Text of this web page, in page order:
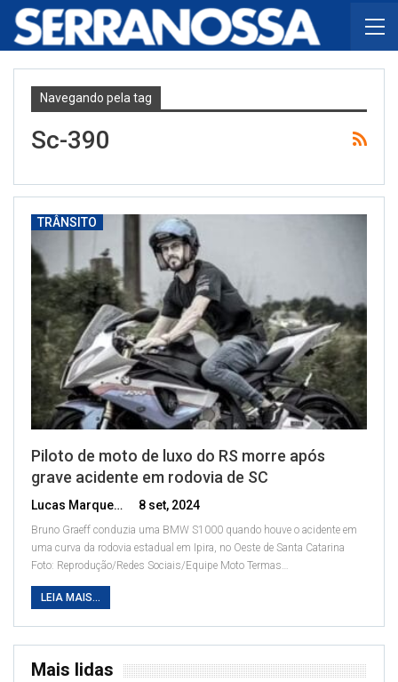
Navegando pela tag
Sc-390
TRÂNSITO
Piloto de moto de luxo do RS morre após
grave acidente em rodovia de SC
Lucas Marques 8 set, 2024
Bruno Graeff conduzia uma BMW S1000 quando houve o acidente em
uma curva da rodovia estadual em Ipira, no Oeste de Santa Catarina
Foto: Reprodução/Redes Sociais/Equipe Moto Termas…
LEIA MAIS...
Mais lidas